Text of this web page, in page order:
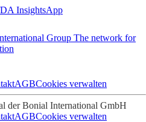
InsightsApp
Group The network for
AGBCookies verwalten
der Bonial International GmbH
AGBCookies verwalten